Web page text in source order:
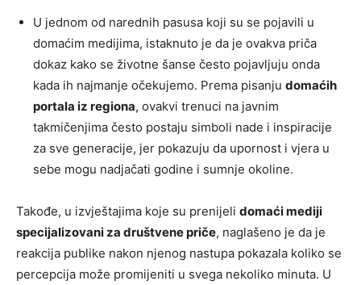
U jednom od narednih pasusa koji su se pojavili u
domaćim medijima, istaknuto je da je ovakva priča
dokaz kako se životne šanse često pojavljuju onda
kada ih najmanje očekujemo. Prema pisanju domaćih
portala iz regiona, ovakvi trenuci na javnim
takmičenjima često postaju simboli nade i inspiracije
za sve generacije, jer pokazuju da upornost i vjera u
sebe mogu nadjačati godine i sumnje okoline.
Takođe, u izvještajima koje su prenijeli domaći mediji
specijalizovani za društvene priče, naglašeno je da je
reakcija publike nakon njenog nastupa pokazala koliko se
percepcija može promijeniti u svega nekoliko minuta. U